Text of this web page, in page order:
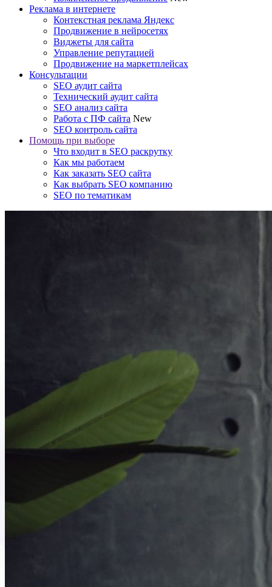
Реклама в интернете
Контекстная реклама Яндекс
Продвижение в нейросетях
Виджеты для сайта
Управление репутацией
Продвижение на маркетплейсах
Консультации
SEO аудит сайта
Технический аудит сайта
SEO анализ сайта
Работа с ПФ сайта New
SEO контроль сайта
Помощь при выборе
Что входит в SEO раскрутку
Как мы работаем
Как заказать SEO сайта
Как выбрать SEO компанию
SEO по тематикам